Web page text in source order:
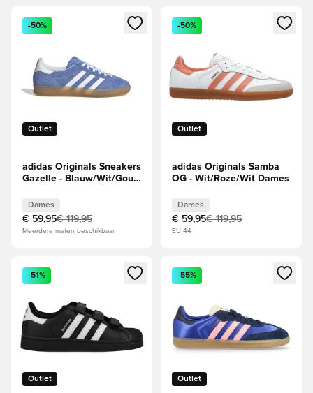
Opent een venster om in te loggen of je aan te melden als
Outlet
-50%
adidas Originals Sneakers
Gazelle - Blauw/Wit/Goud
Dames
€ 59,95€ 119,95
Meerdere maten beschikbaar
Opent een venster om in te
Outlet
-50%
adidas Originals Samba
OG - Wit/Roze/Wit Dames
Dames
€ 59,95€ 119,95
EU 44
Opent een venster om in te loggen of je aan te melden als
Outlet
-51%
Opent een venster om in te
Outlet
-55%